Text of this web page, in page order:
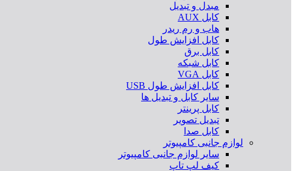
مبدل و تبدیل
کابل AUX
هاب و رم ریدر
کابل افزایش طول
کابل برق
کابل شبکه
کابل VGA
کابل افزایش طول USB
سایر کابل و تبدیل ها
کابل پرینتر
تبدیل تصویر
کابل صدا
لوازم جانبی کامپیوتر
سایر لوازم جانبی کامپیوتر
کیف لپ تاپ